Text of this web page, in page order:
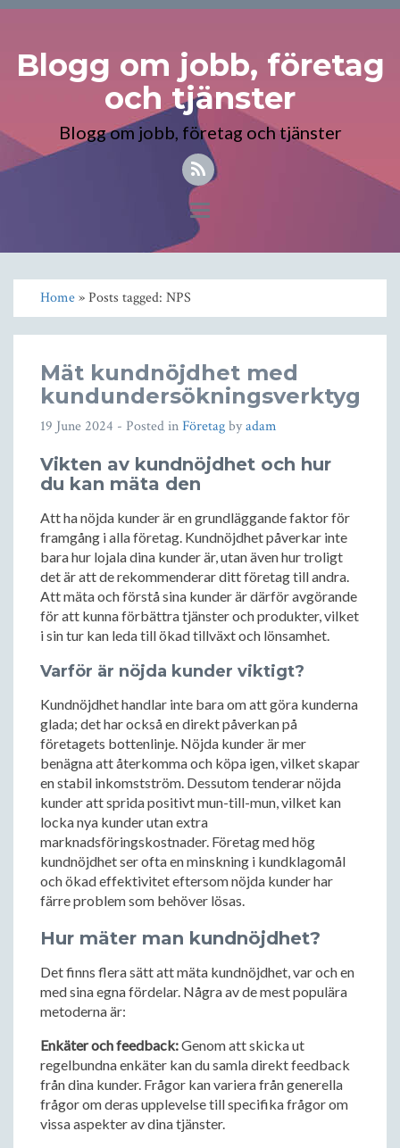
Blogg om jobb, företag
och tjänster
Blogg om jobb, företag och tjänster
Toggle
navigation
Home» Posts tagged: NPS
Mät kundnöjdhet med
kundundersökningsverktyg
19 June 2024 - Posted inFöretagbyadam
Vikten av kundnöjdhet och hur
du kan mäta den
Att ha nöjda kunder är en grundläggande faktor för
framgång i alla företag. Kundnöjdhet påverkar inte
bara hur lojala dina kunder är, utan även hur troligt
det är att de rekommenderar ditt företag till andra.
Att mäta och förstå sina kunder är därför avgörande
för att kunna förbättra tjänster och produkter, vilket
i sin tur kan leda till ökad tillväxt och lönsamhet.
Varför är nöjda kunder viktigt?
Kundnöjdhet handlar inte bara om att göra kunderna
glada; det har också en direkt påverkan på
företagets bottenlinje. Nöjda kunder är mer
benägna att återkomma och köpa igen, vilket skapar
en stabil inkomstström. Dessutom tenderar nöjda
kunder att sprida positivt mun-till-mun, vilket kan
locka nya kunder utan extra
marknadsföringskostnader. Företag med hög
kundnöjdhet ser ofta en minskning i kundklagomål
och ökad effektivitet eftersom nöjda kunder har
färre problem som behöver lösas.
Hur mäter man kundnöjdhet?
Det finns flera sätt att mäta kundnöjdhet, var och en
med sina egna fördelar. Några av de mest populära
metoderna är:
Enkäter och feedback:Genom att skicka ut
regelbundna enkäter kan du samla direkt feedback
från dina kunder. Frågor kan variera från generella
frågor om deras upplevelse till specifika frågor om
vissa aspekter av dina tjänster.